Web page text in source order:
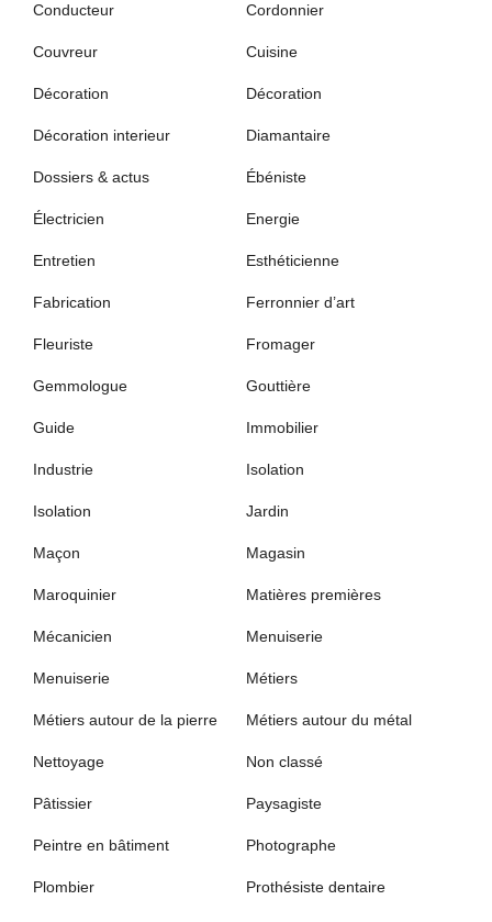
Conducteur Cordonnier
Couvreur Cuisine
Décoration Décoration
Décoration interieur Diamantaire
Dossiers & actus Ébéniste
Électricien Energie
Entretien Esthéticienne
Fabrication Ferronnier d’art
Fleuriste Fromager
Gemmologue Gouttière
Guide Immobilier
Industrie Isolation
Isolation Jardin
Maçon Magasin
Maroquinier Matières premières
Mécanicien Menuiserie
Menuiserie Métiers
Métiers autour de la pierre Métiers autour du métal
Nettoyage Non classé
Pâtissier Paysagiste
Peintre en bâtiment Photographe
Plombier Prothésiste dentaire